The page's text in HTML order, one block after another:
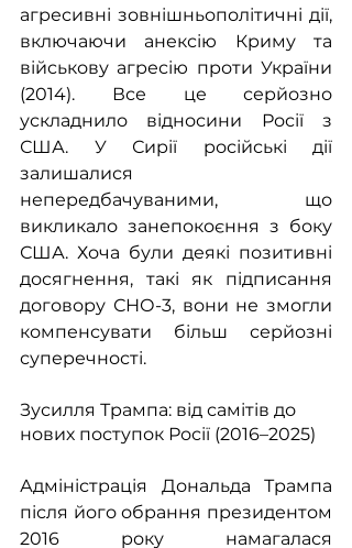
агресивні зовнішньополітичні дії,
включаючи анексію Криму та
військову агресію проти України
(2014).
Все це серйозно
ускладнило відносини Росії з
США. У Сирії російські дії
залишалися
непередбачуваними, що
викликало занепокоєння з боку
США. Хоча були деякі позитивні
досягнення, такі як підписання
договору СНО-3, вони не змогли
компенсувати більш серйозні
суперечності.
Зусилля Трампа: від самітів до
нових поступок Росії (2016–2025)
Адміністрація Дональда Трампа
після його обрання президентом
2016 року намагалася